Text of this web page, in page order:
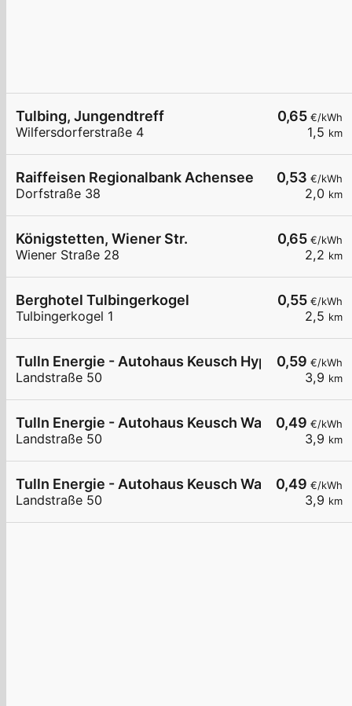
0,65 €/kWh
1,5 km
Tulbing, Jungendtreff
Wilfersdorferstraße 4
0,53 €/kWh
2,0 km
Raiffeisen Regionalbank Achensee
Dorfstraße 38
0,65 €/kWh
2,2 km
Königstetten, Wiener Str.
Wiener Straße 28
0,55 €/kWh
2,5 km
Berghotel Tulbingerkogel
Tulbingerkogel 1
0,59 €/kWh
3,9 km
Tulln Energie - Autohaus Keusch Hypercharger
Landstraße 50
0,49 €/kWh
3,9 km
Tulln Energie - Autohaus Keusch Wallbox 1
Landstraße 50
0,49 €/kWh
3,9 km
Tulln Energie - Autohaus Keusch Wallbox 2
Landstraße 50